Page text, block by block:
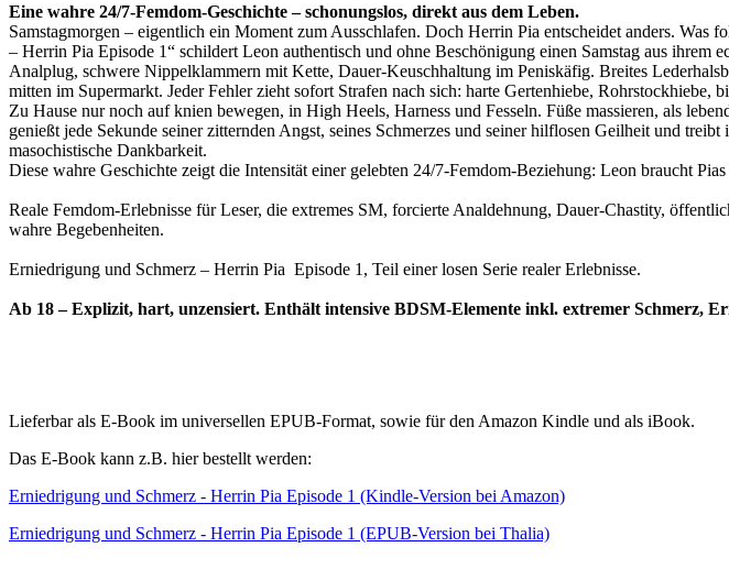
Eine wahre 24/7-Femdom-Geschichte – schonungslos, direkt aus dem Leben.
Samstagmorgen – eigentlich ein Moment zum Ausschlafen. Doch Herrin Pia entscheidet anders.
– Herrin Pia Episode 1“ schildert Leon authentisch und ohne Beschönigung einen Samstag aus ihrem
Analplug, schwere Nippelklammern mit Kette, Dauer-Keuschhaltung im Peniskäfig. Breites
mitten im Supermarkt. Jeder Fehler zieht sofort Strafen nach sich: harte Gertenhiebe, Rohrstockhiebe,
Zu Hause nur noch auf knien bewegen, in High Heels, Harness und Fesseln. Füße massieren, als
genießt jede Sekunde seiner zitternden Angst, seines Schmerzes und seiner hilflosen Geilheit und
masochistische Dankbarkeit.
Diese wahre Geschichte zeigt die Intensität einer gelebten 24/7-Femdom-Beziehung: Leon braucht
Reale Femdom-Erlebnisse für Leser, die extremes SM, forcierte Analdehnung, Dauer-Chastity,
wahre Begebenheiten.
Erniedrigung und Schmerz – Herrin Pia Episode 1, Teil einer losen Serie realer Erlebnisse.
Ab 18 – Explizit, hart, unzensiert. Enthält intensive BDSM-Elemente inkl. extremer Schmerz,
Lieferbar als E-Book im universellen EPUB-Format, sowie für den Amazon Kindle und als iBook.
Das E-Book kann z.B. hier bestellt werden:
Erniedrigung und Schmerz - Herrin Pia Episode 1 (Kindle-Version bei Amazon)
Erniedrigung und Schmerz - Herrin Pia Episode 1 (EPUB-Version bei Thalia)